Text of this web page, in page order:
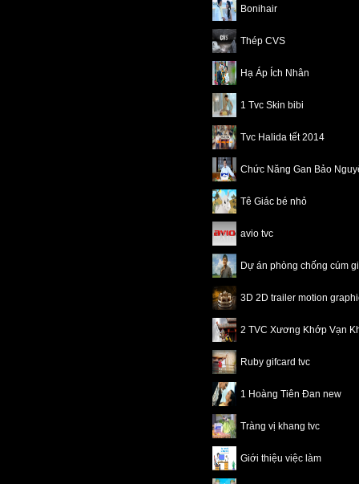
Bonihair
Thép CVS
Hạ Áp Ích Nhân
1 Tvc Skin bibi
Tvc Halida tết 2014
Chức Năng Gan Bảo
Tê Giác bé nhỏ
avio tvc
Dự án phòng chống cúm
3D 2D trailer motion
2 TVC Xương Khớp Vạn
Ruby gifcard tvc
1 Hoàng Tiên Đan new
Tràng vị khang tvc
Giới thiệu việc làm